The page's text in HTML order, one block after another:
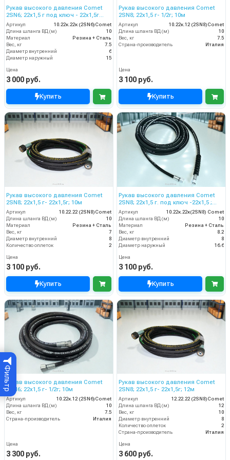
Фильтр
Рукав высокого давления Comet
2SN6; 22х1,5 г под ключ - 22х1,5г
ключ; 10м
Артикул
10.22к.22к (2SN6)Comet
Длина шланга ВД (м)
10
Материал
Резина + Сталь
Вес, кг
7.5
Диаметр внутренний
6
Диаметр наружный
15
Цена
3 000 руб.
Купить
Рукав высокого давления Comet
2SN8; 22х1,5 г- 1/2г; 10м
Артикул
10.22к.12 (2SN8)Comet
Длина шланга ВД (м)
10
Вес, кг
7.5
Страна-производитель
Италия
Цена
3 100 руб.
Купить
Рукав высокого давления Comet
2SN8; 22х1,5 г- 22х1,5г; 10м
Артикул
10.22.22 (2SN8)Comet
Длина шланга ВД (м)
10
Материал
Резина + Сталь
Вес, кг
7
Диаметр внутренний
8
Количество оплеток
2
Цена
3 100 руб.
Купить
Рукав высокого давления Comet
2SN8; 22х1,5 г. под ключ -22х1,5 ;
10м
Артикул
10.22к.22к(2SN8) Comet
Длина шланга ВД (м)
10
Материал
Резина + Сталь
Вес, кг
8.2
Диаметр внутренний
8
Диаметр наружный
16.6
Цена
3 100 руб.
Купить
Рукав высокого давления Comet
2SN6; 22х1,5 г- 1/2г; 10м
Артикул
10.22к.12 (2SN6)Comet
Длина шланга ВД (м)
10
Вес, кг
7.5
Страна-производитель
Италия
Цена
3 300 руб.
Рукав высокого давления Comet
2SN8; 22х1,5 г- 22х1,5г; 12м
Артикул
12.22.22 (2SN8)Comet
Длина шланга ВД (м)
12
Вес, кг
10
Диаметр внутренний
8
Количество оплеток
2
Страна-производитель
Италия
Цена
3 600 руб.